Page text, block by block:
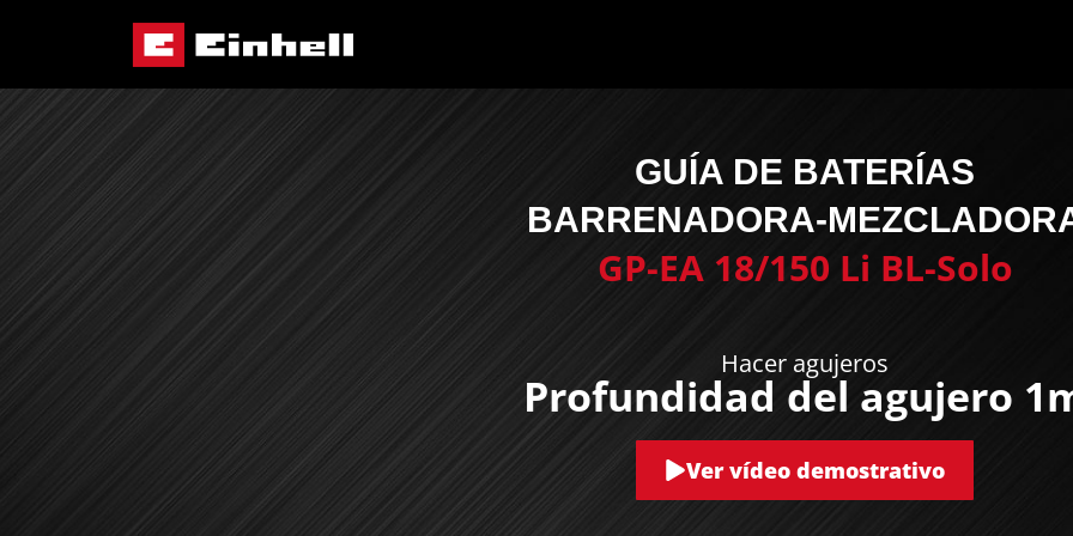
GUÍA DE BATERÍAS
BARRENADORA-
GP-EA 18/150 Li BL-Solo
Hacer agujeros
Profundidad del agujero
Ver vídeo demostrativo